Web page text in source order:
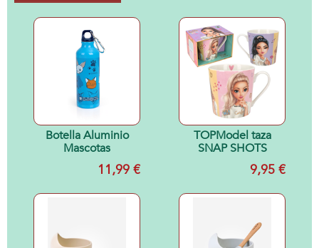
Botella Aluminio
Mascotas
11,99 €
TOPModel taza
SNAP SHOTS
9,95 €